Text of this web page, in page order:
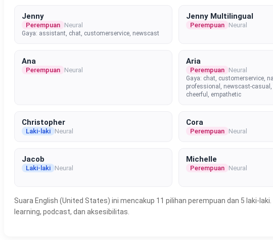
Jenny
Perempuan Neural
Gaya: assistant, chat, customerservice, newscast
Jenny Multilingual
Perempuan Neural
Ana
Perempuan Neural
Aria
Perempuan Neural
Gaya: chat, customerservice,
professional, newscast-casual,
cheerful, empathetic
Christopher
Laki-laki Neural
Cora
Perempuan Neural
Jacob
Laki-laki Neural
Michelle
Perempuan Neural
Suara English (United States) ini mencakup 11 pilihan perempuan dan 5 laki-
learning, podcast, dan aksesibilitas.